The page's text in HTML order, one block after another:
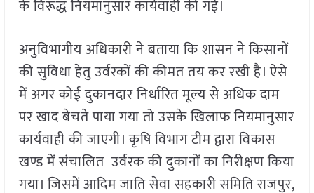
के विरूद्ध नियमानुसार कार्यवाही की गई।
अनुविभागीय अधिकारी ने बताया कि शासन ने किसानों
की सुविधा हेतु उर्वरकों की कीमत तय कर रखी है। ऐसे
में अगर कोई दुकानदार निर्धारित मूल्य से अधिक दाम
पर खाद बेचते पाया गया तो उसके खिलाफ नियमानुसार
कार्यवाही की जाएगी। कृषि विभाग टीम द्वारा विकास
खण्ड में संचालित उर्वरक की दुकानों का निरीक्षण किया
गया। जिसमें आदिम जाति सेवा सहकारी समिति राजपुर,